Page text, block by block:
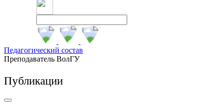
Педагогический состав
Преподаватель ВолГУ
Публикации